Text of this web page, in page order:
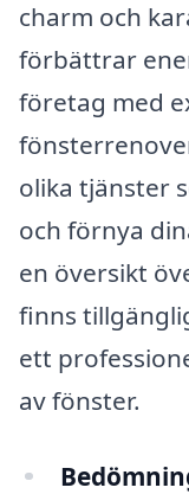
charm och
förbättrar
företag med
olika tjänster
och förnya
en översikt
finns
ett
av fönster.